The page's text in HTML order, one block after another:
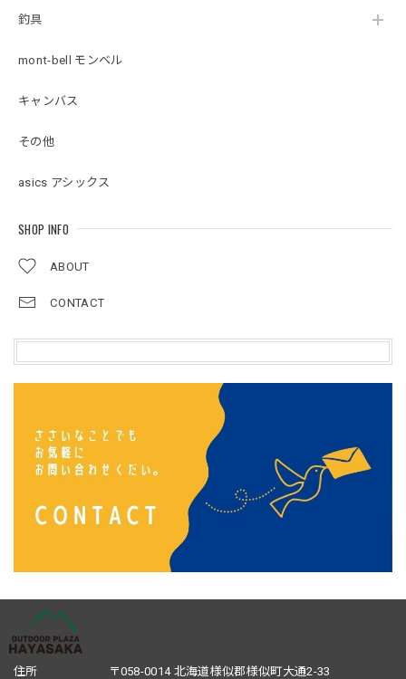
釣具
mont-bell モンベル
キャンバス
その他
asics アシックス
SHOP INFO
ABOUT
CONTACT
住所
〒058-0014 北海道様似郡様似町大通2-33